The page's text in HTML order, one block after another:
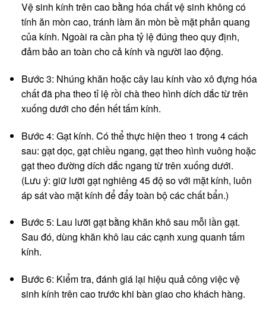
Vệ sinh kính trên cao bằng hóa chất vệ sinh không có
tính ăn mòn cao, tránh làm ăn mòn bề mặt phản quang
của kính. Ngoài ra cần pha tỷ lệ đúng theo quy định,
đảm bảo an toàn cho cả kính và người lao động.
Bước 3: Nhúng khăn hoặc cây lau kính vào xô đựng hóa
chất đã pha theo tỉ lệ rồi chà theo hình dích dắc từ trên
xuống dưới cho đến hết tấm kính.
Bước 4: Gạt kính. Có thể thực hiện theo 1 trong 4 cách
sau: gạt dọc, gạt chiều ngang, gạt theo hình vuông hoặc
gạt theo đường dích dắc ngang từ trên xuống dưới.
(Lưu ý: giữ lưỡi gạt nghiêng 45 độ so với mặt kính, luôn
áp sát vào mặt kính để đẩy toàn bộ các chất bẩn.)
Bước 5: Lau lưỡi gạt bằng khăn khô sau mỗi lần gạt.
Sau đó, dùng khăn khô lau các cạnh xung quanh tấm
kính.
Bước 6: Kiểm tra, đánh giá lại hiệu quả công việc vệ
sinh kính trên cao trước khi bàn giao cho khách hàng.